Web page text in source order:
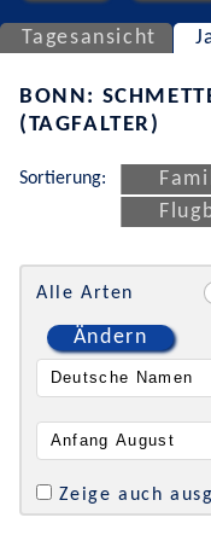
Tagesansicht
BONN:
(TAGFALTER)
Sortierung:
Alle Arten
Ändern
Zeige auch